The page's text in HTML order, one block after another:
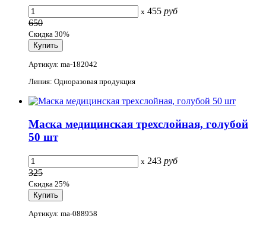
x 455 руб
650
Скидка 30%
Артикул: ma-182042
Линия: Одноразовая продукция
Маска медицинская трехслойная, голубой
50 шт
x 243 руб
325
Скидка 25%
Артикул: ma-088958